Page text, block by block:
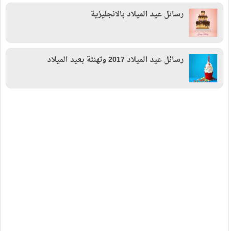
رسائل عيد الميلاد بالانجليزية
رسائل عيد الميلاد 2017 وتهنئة بعيد الميلاد